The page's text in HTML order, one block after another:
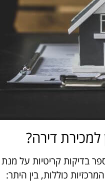
למכירת דירה?
בדיקות קריטיות על
כוללות, בין היתר: